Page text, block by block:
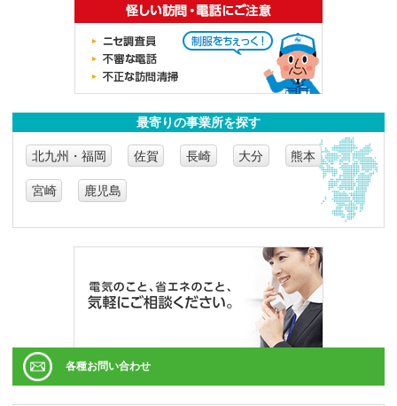
最寄りの事業所を探す
北九州・福岡 佐賀 長崎 大分 熊本
宮崎 鹿児島
各種お問い合わせ